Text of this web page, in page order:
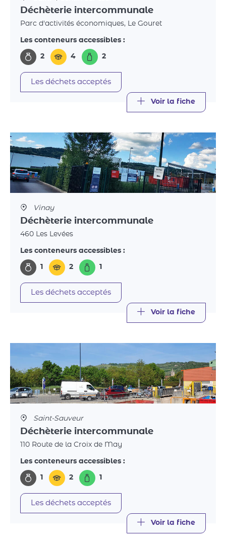
Déchèterie intercommunale
Parc d'activités économiques, Le Gouret
Les conteneurs accessibles :
2 4 2
Les déchets acceptés
Voir la fiche
Vinay
Déchèterie intercommunale
460 Les Levées
Les conteneurs accessibles :
1 2 1
Les déchets acceptés
Voir la fiche
Saint-Sauveur
Déchèterie intercommunale
110 Route de la Croix de May
Les conteneurs accessibles :
1 2 1
Les déchets acceptés
Voir la fiche